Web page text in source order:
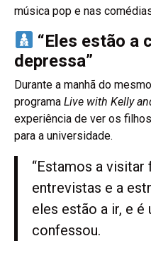
música pop e nas
“Eles estão a
depressa”
Durante a manhã do
programa Live with Kelly
experiência de ver os
para a universidade.
“Estamos a visitar
entrevistas e a
eles estão a ir, e é
confessou.